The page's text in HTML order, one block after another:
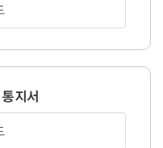
지서